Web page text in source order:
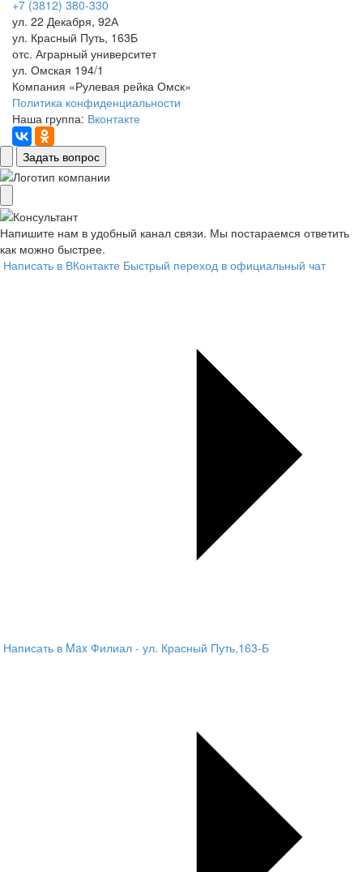
+7 (3812) 380-330
ул. 22 Декабря, 92А
ул. Красный Путь, 163Б
отс. Аграрный университет
ул. Омская 194/1
Компания «Рулевая рейка Омск»
Политика конфиденциальности
Наша группа: Вконтакте
Задать вопрос
Напишите нам в удобный канал связи. Мы постараемся ответить
как можно быстрее.
Написать в ВКонтакте Быстрый переход в официальный чат
Написать в Max Филиал - ул. Красный Путь,163-Б